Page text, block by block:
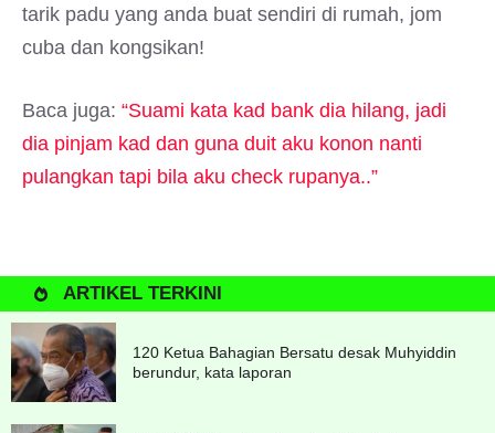
tarik padu yang anda buat sendiri di rumah, jom
cuba dan kongsikan!
Baca juga: “Suami kata kad bank dia hilang, jadi
dia pinjam kad dan guna duit aku konon nanti
pulangkan tapi bila aku check rupanya..”
ARTIKEL TERKINI
120 Ketua Bahagian Bersatu desak Muhyiddin
berundur, kata laporan